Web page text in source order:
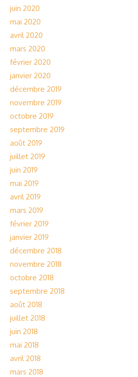
juin 2020
mai 2020
avril 2020
mars 2020
février 2020
janvier 2020
décembre 2019
novembre 2019
octobre 2019
septembre 2019
août 2019
juillet 2019
juin 2019
mai 2019
avril 2019
mars 2019
février 2019
janvier 2019
décembre 2018
novembre 2018
octobre 2018
septembre 2018
août 2018
juillet 2018
juin 2018
mai 2018
avril 2018
mars 2018